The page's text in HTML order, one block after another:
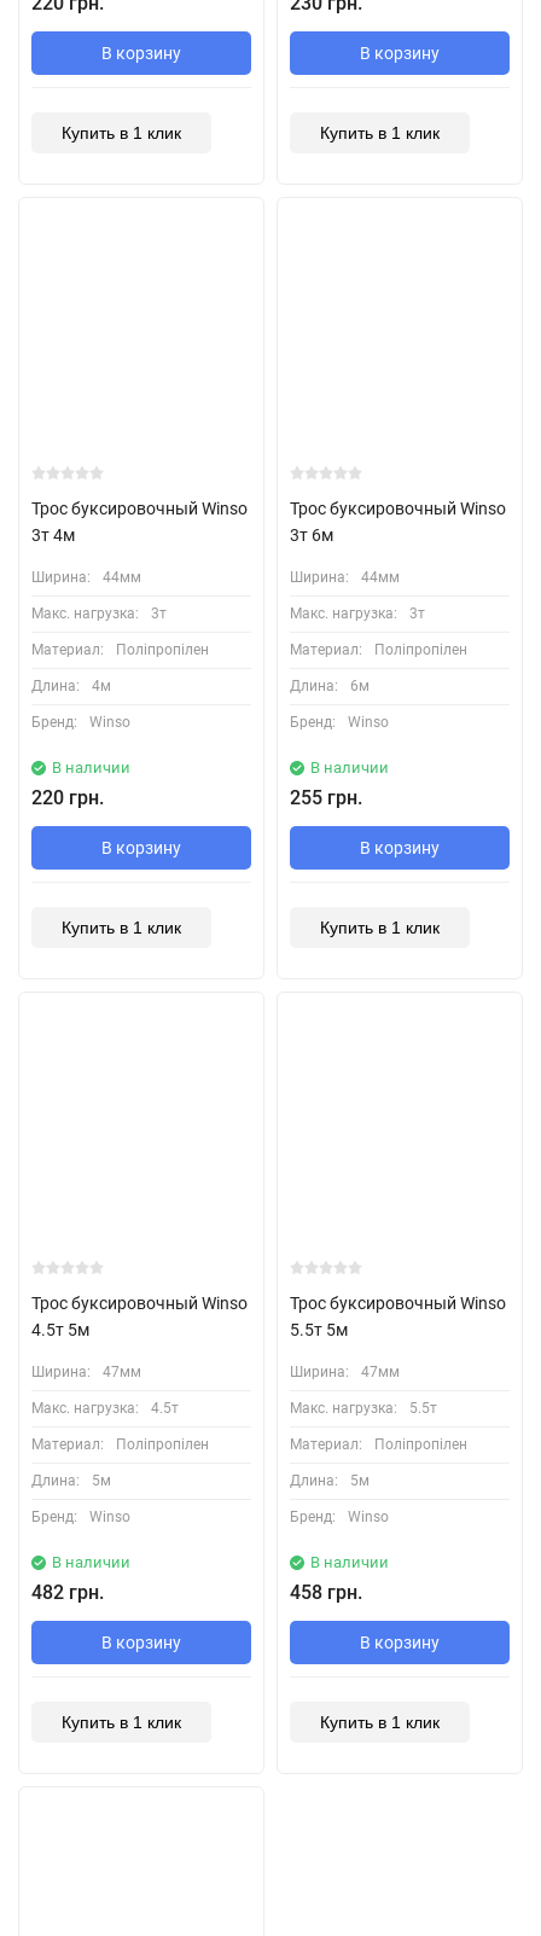
В корзину
Купить в 1 клик
В корзину
Купить в 1 клик
Трос буксировочный Winso
3т 4м
Ширина: 44мм
Макс. нагрузка: 3т
Материал: Поліпропілен
Длина: 4м
Бренд: Winso
В наличии
220 грн.
В корзину
Купить в 1 клик
Трос буксировочный Winso
3т 6м
Ширина: 44мм
Макс. нагрузка: 3т
Материал: Поліпропілен
Длина: 6м
Бренд: Winso
В наличии
255 грн.
В корзину
Купить в 1 клик
Трос буксировочный Winso
4.5т 5м
Ширина: 47мм
Макс. нагрузка: 4.5т
Материал: Поліпропілен
Длина: 5м
Бренд: Winso
В наличии
482 грн.
В корзину
Купить в 1 клик
Трос буксировочный Winso
5.5т 5м
Ширина: 47мм
Макс. нагрузка: 5.5т
Материал: Поліпропілен
Длина: 5м
Бренд: Winso
В наличии
458 грн.
В корзину
Купить в 1 клик